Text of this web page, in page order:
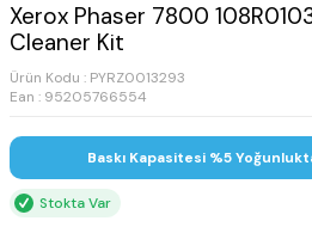
Xerox Phaser 7800
Cleaner Kit
Ürün Kodu : PYRZ0013293
Ean : 95205766554
Baskı Kapasitesi %5
Stokta Var